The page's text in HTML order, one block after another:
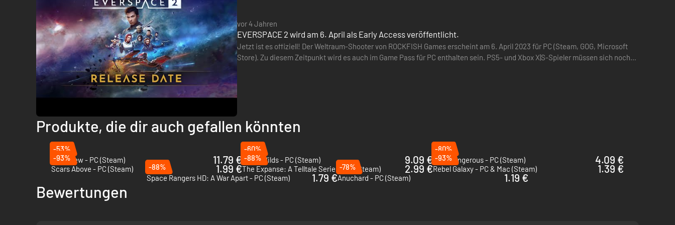
vor 4 Jahren
EVERSPACE 2 wird am 6. April als Early Access veröffentlicht.
Jetzt ist es offiziell! Der Weltraum-Shooter von ROCKFISH Games erscheint am 6. April 2023 für PC (Steam, GOG, Microsoft
Store). Zu diesem Zeitpunkt wird es auch im Game Pass für PC enthalten sein. PS5- und Xbox X|S-Spieler müssen sich noch
Produkte, die dir auch gefallen könnten
-53%
Void Crew - PC (Steam)
11.79 €
-60%
Outer Wilds - PC (Steam)
9.09 €
-80%
Elite Dangerous - PC (Steam)
4.09 €
-93%
Scars Above - PC (Steam)
1.99 €
-88%
The Expanse: A Telltale Series - PC (Steam)
2.99 €
-93%
Rebel Galaxy - PC & Mac (Steam)
1.39 €
-88%
Space Rangers HD: A War Apart - PC (Steam)
1.79 €
-78%
Anuchard - PC (Steam)
1.19 €
Bewertungen